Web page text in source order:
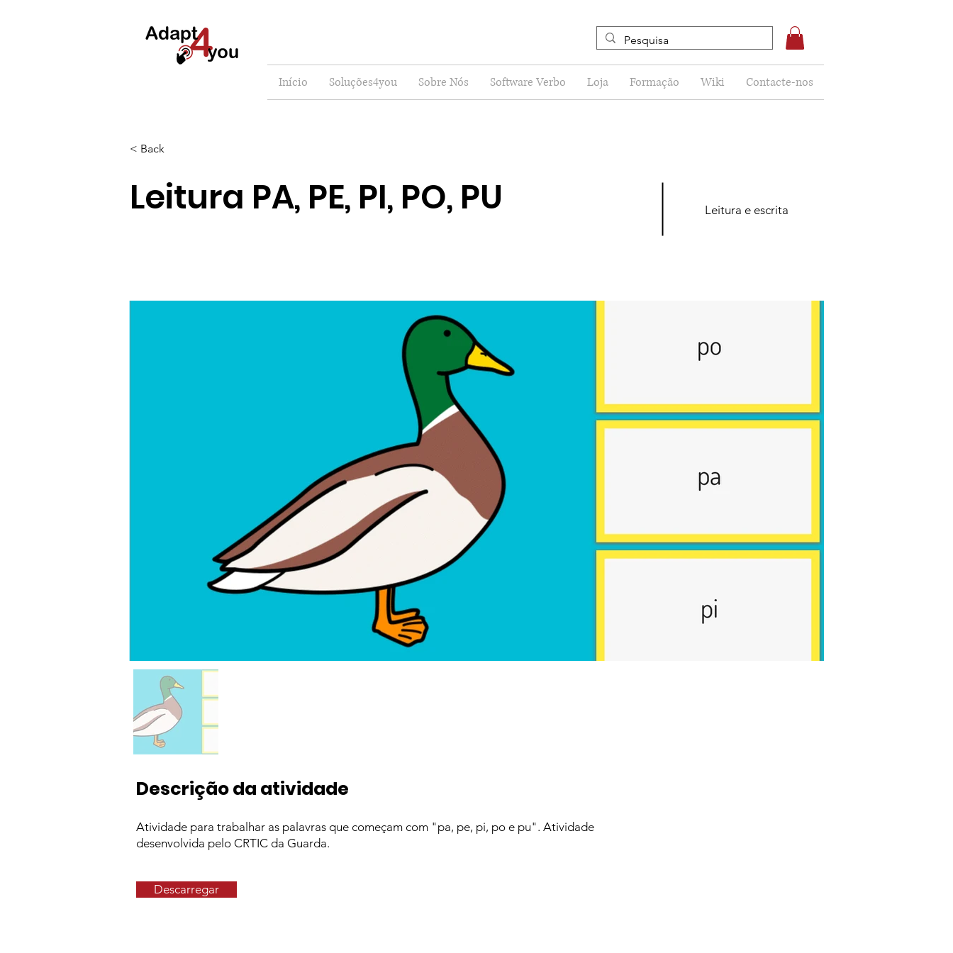
Início Soluções4you Sobre Nós Software Verbo Loja Formação Wiki Contacte-nos
< Back
Leitura PA, PE, PI, PO, PU Leitura e escrita
Descrição da atividade
Atividade para trabalhar as palavras que começam com "pa, pe, pi, po e pu". Atividade
desenvolvida pelo CRTIC da Guarda.
Descarregar